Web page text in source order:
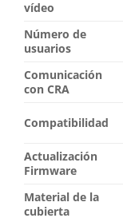
vídeo
Número de
usuarios
Comunicación
con CRA
Compatibilidad
Actualización
Firmware
Material de la
cubierta